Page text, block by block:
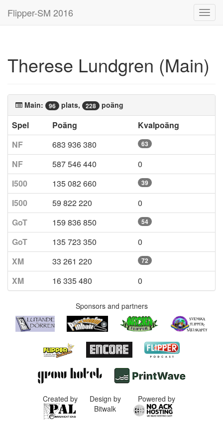
Flipper-SM 2016
Therese Lundgren (Main)
Main: 96 plats, 228 poäng
Spel Poäng
Kvalpoäng
NF
683 936 380 63
NF 587 546 440
0
I500
135 082 660 39
I500 59 822 220
0
GoT
159 836 850 54
GoT 135 723 350
0
XM
33 261 220 72
XM 16 335 480 0
Sponsors and partners
Created by
Design by
Bitwalk
Powered by